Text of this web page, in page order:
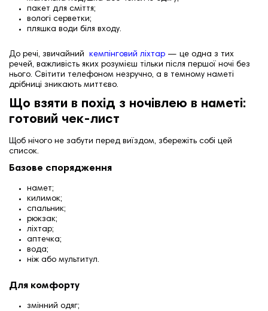
пакет для сміття;
вологі серветки;
пляшка води біля входу.
До речі, звичайний кемпінговий ліхтар — це одна з тих
речей, важливість яких розумієш тільки після першої ночі без
нього. Світити телефоном незручно, а в темному наметі
дрібниці зникають миттєво.
Що взяти в похід з ночівлею в наметі:
готовий чек-лист
Щоб нічого не забути перед виїздом, збережіть собі цей
список.
Базове спорядження
намет;
килимок;
спальник;
рюкзак;
ліхтар;
аптечка;
вода;
ніж або мультитул.
Для комфорту
змінний одяг;